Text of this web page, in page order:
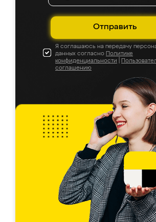
Отправить
Я соглашаюсь на передачу
данных согласно Политике
конфиденциальности
соглашению